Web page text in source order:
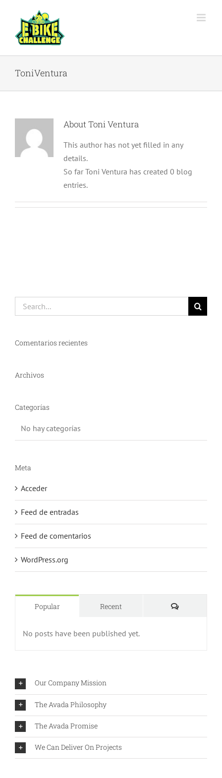
content
ToniVentura
AboutToni Ventura
This author has not yet filled in any
details.
So far Toni Ventura has created 0 blog
entries.
Search
for:
Comentarios recientes
Archivos
Categorías
No hay categorías
Meta
Acceder
Feed de entradas
Feed de comentarios
WordPress.org
Popular Recent Comments
No posts have been published yet.
Our Company Mission
The Avada Philosophy
The Avada Promise
We Can Deliver On Projects